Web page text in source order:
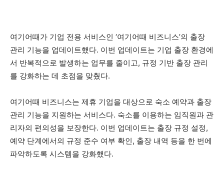
여기어때가 기업 전용 서비스인 ‘여기어때 비즈니스’의 출장
관리 기능을 업데이트했다. 이번 업데이트는 기업 출장 환경에
서 반복적으로 발생하는 업무를 줄이고, 규정 기반 출장 관리
를 강화하는 데 초점을 맞췄다.
여기어때 비즈니스는 제휴 기업을 대상으로 숙소 예약과 출장
관리 기능을 지원하는 서비스다. 숙소를 이용하는 임직원과 관
리자의 편의성을 보장한다. 이번 업데이트는 출장 규정 설정,
예약 단계에서의 규정 준수 여부 확인, 출장 내역 등을 한 번에
파악하도록 시스템을 강화했다.